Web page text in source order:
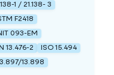
1 / 21.138- 3
F2418
093-EM
13.476-2
ISO 15.494
13.898